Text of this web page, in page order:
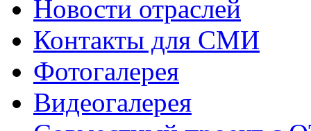
Новости отраслей
Контакты для СМИ
Фотогалерея
Видеогалерея